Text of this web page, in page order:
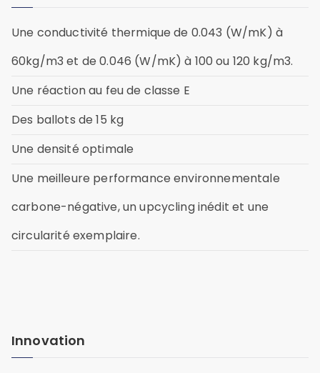
Une conductivité thermique de 0.043 (W/mK) à
60kg/m3 et de 0.046 (W/mK) à 100 ou 120 kg/m3.
Une réaction au feu de classe E
Des ballots de 15 kg
Une densité optimale
Une meilleure performance environnementale
carbone-négative, un upcycling inédit et une
circularité exemplaire.
Innovation